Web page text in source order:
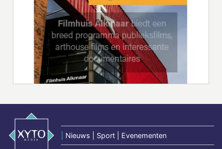
Nieuws | Sport | Evenementen